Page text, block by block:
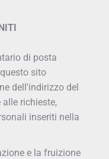
di posta
sito
dell'indirizzo del
alle richieste,
inseriti nella
e la fruizione